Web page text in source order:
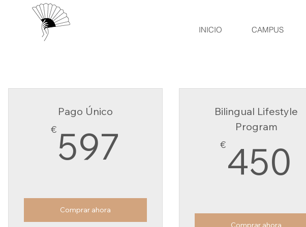
INICIO CAMPUS
Pago Único
€ 597
Comprar ahora
Bilingual Lifestyle​
Program
€ 450
Comprar ahora